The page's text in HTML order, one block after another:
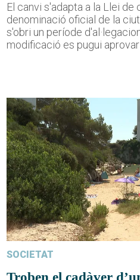
El canvi s'adapta a la Llei de
denominació oficial de la
s'obri un període
modificació es pugui
SOCIETAT